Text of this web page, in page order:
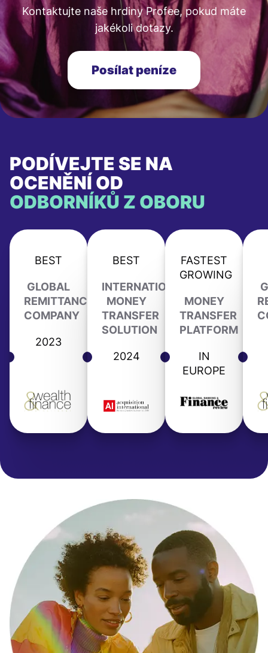
Kontaktujte naše hrdiny Profee, pokud máte
jakékoli dotazy.
Posílat peníze
PODÍVEJTE SE NA
OCENĚNÍ OD
ODBORNÍKŮ Z OBORU
BEST
GLOBAL
REMITTANCE
COMPANY
2023
BEST
INTERNATIONAL
MONEY
TRANSFER
SOLUTION
2024
FASTEST
GROWING
MONEY
TRANSFER
PLATFORM
IN
EUROPE